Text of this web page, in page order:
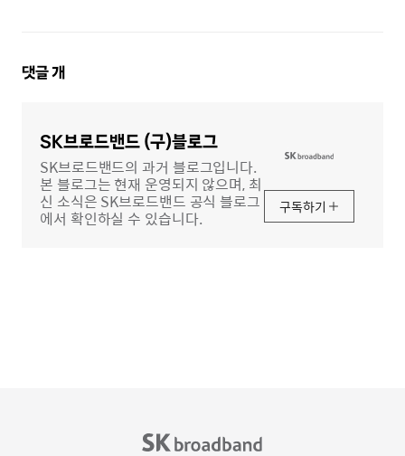
댓
댓글개
SK브로드밴드 (구)블로그
SK브로드밴드의 과거 블로그입니다.
본 블로그는 현재 운영되지 않으며, 최
신 소식은 SK브로드밴드 공식 블로그
에서 확인하실 수 있습니다.
구독하기